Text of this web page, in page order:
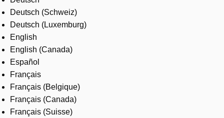
Where to buy
Contact us
Careers
Deutsch (Schweiz)
Deutsch (Luxemburg)
English
English (Canada)
Español
Français
Français (Belgique)
Français (Canada)
Français (Suisse)